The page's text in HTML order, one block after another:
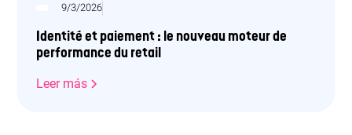
9/3/2026
Identité et paiement : le nouveau moteur de
performance du retail
Leer más